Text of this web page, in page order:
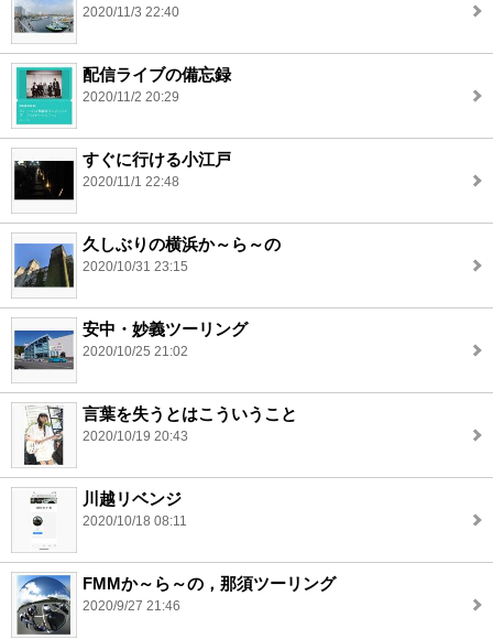
2020/11/3 22:40
配信ライブの備忘録
2020/11/2 20:29
すぐに行ける小江戸
2020/11/1 22:48
久しぶりの横浜か～ら～の
2020/10/31 23:15
安中・妙義ツーリング
2020/10/25 21:02
言葉を失うとはこういうこと
2020/10/19 20:43
川越リベンジ
2020/10/18 08:11
FMMか～ら～の，那須ツーリング
2020/9/27 21:46